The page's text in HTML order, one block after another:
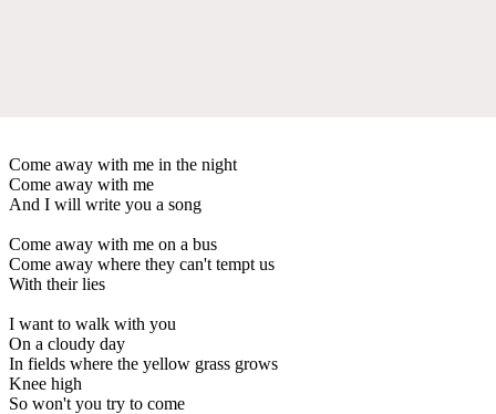
Come away with me in the night
Come away with me
And I will write you a song
Come away with me on a bus
Come away where they can't tempt us
With their lies
I want to walk with you
On a cloudy day
In fields where the yellow grass grows
Knee high
So won't you try to come